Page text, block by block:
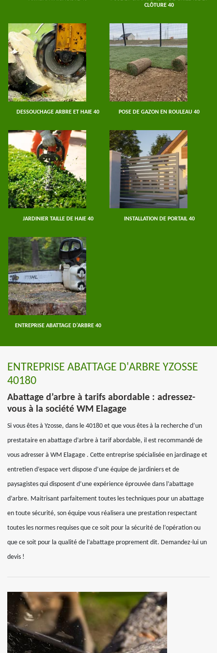
CLÔTURE 40
DESSOUCHAGE ARBRE ET HAIE 40 POSE DE GAZON EN ROULEAU 40
JARDINIER TAILLE DE HAIE 40 INSTALLATION DE PORTAIL 40
ENTREPRISE ABATTAGE D'ARBRE 40
ENTREPRISE ABATTAGE D'ARBRE YZOSSE
40180
Abattage d’arbre à tarifs abordable : adressez-
vous à la société WM Elagage
Si vous êtes à Yzosse, dans le 40180 et que vous êtes à la recherche d’un
prestataire en abattage d’arbre à tarif abordable, il est recommandé de
vous adresser à WM Elagage . Cette entreprise spécialisée en jardinage et
entretien d’espace vert dispose d’une équipe de jardiniers et de
paysagistes qui disposent d’une expérience éprouvée dans l’abattage
d’arbre. Maitrisant parfaitement toutes les techniques pour un abattage
en toute sécurité, son équipe vous réalisera une prestation respectant
toutes les normes requises que ce soit pour la sécurité de l’opération ou
que ce soit pour la qualité de l’abattage proprement dit. Demandez-lui un
devis !